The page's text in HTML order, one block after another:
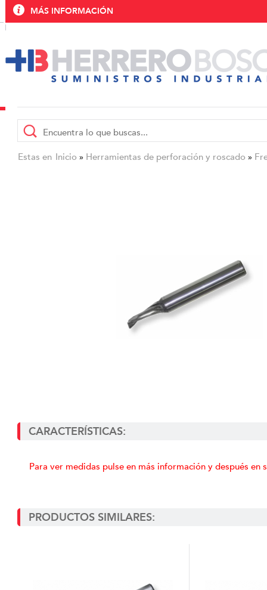
MÁS INFORMACIÓN
Estas en Inicio » Herramientas de perforación y roscado »
CARACTERÍSTICAS:
Para ver medidas pulse en más información y después en
PRODUCTOS SIMILARES: